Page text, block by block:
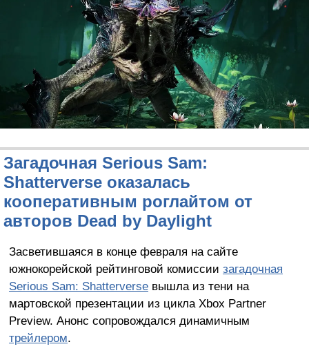
Загадочная Serious Sam:
Shatterverse оказалась
кооперативным роглайтом от
авторов Dead by Daylight
Засветившаяся в конце февраля на сайте
южнокорейской рейтинговой комиссии загадочная
Serious Sam: Shatterverseвышла из тени на
мартовской презентации из цикла Xbox Partner
Preview. Анонс сопровождался динамичным
трейлером.